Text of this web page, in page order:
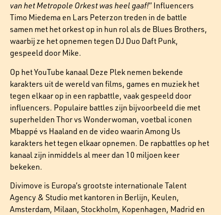
van het Metropole Orkest was heel gaaf!” Influencers
Timo Miedema en Lars Peterzon treden in de battle
samen met het orkest op in hun rol als de Blues Brothers,
waarbij ze het opnemen tegen DJ Duo Daft Punk,
gespeeld door Mike.
Op het YouTube kanaal Deze Plek nemen bekende
karakters uit de wereld van films, games en muziek het
tegen elkaar op in een rapbattle, vaak gespeeld door
influencers. Populaire battles zijn bijvoorbeeld die met
superhelden Thor vs Wonderwoman, voetbal iconen
Mbappé vs Haaland en de video waarin Among Us
karakters het tegen elkaar opnemen. De rapbattles op het
kanaal zijn inmiddels al meer dan 10 miljoen keer
bekeken.
Divimove is Europa’s grootste internationale Talent
Agency & Studio met kantoren in Berlijn, Keulen,
Amsterdam, Milaan, Stockholm, Kopenhagen, Madrid en